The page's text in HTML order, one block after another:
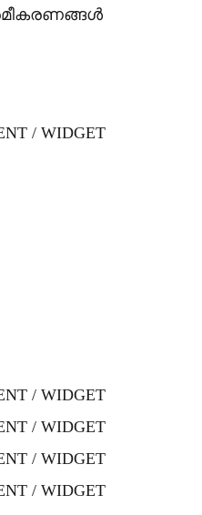
/ WIDGET
/ WIDGET
/ WIDGET
/ WIDGET
/ WIDGET